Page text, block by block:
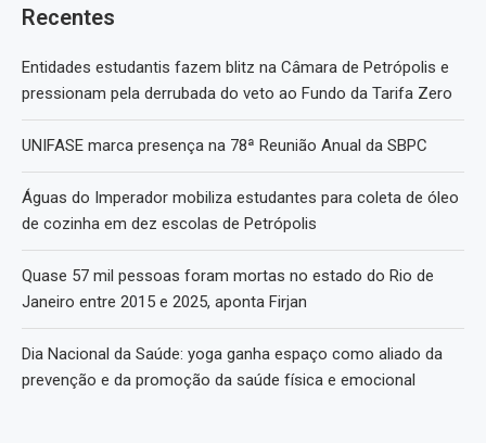
Recentes
Entidades estudantis fazem blitz na Câmara de Petrópolis e
pressionam pela derrubada do veto ao Fundo da Tarifa Zero
UNIFASE marca presença na 78ª Reunião Anual da SBPC
Águas do Imperador mobiliza estudantes para coleta de óleo
de cozinha em dez escolas de Petrópolis
Quase 57 mil pessoas foram mortas no estado do Rio de
Janeiro entre 2015 e 2025, aponta Firjan
Dia Nacional da Saúde: yoga ganha espaço como aliado da
prevenção e da promoção da saúde física e emocional